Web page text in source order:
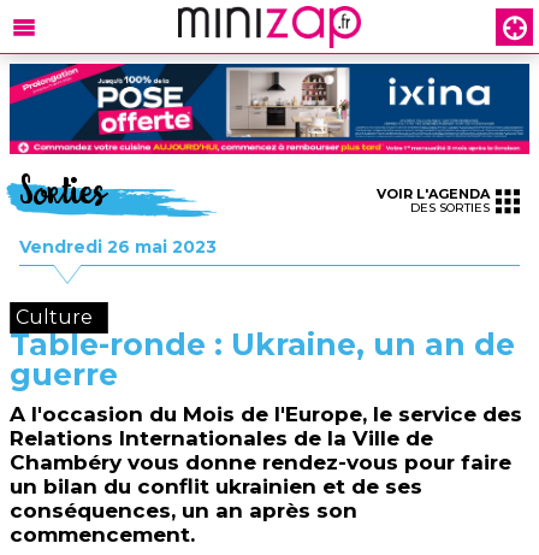
Sorties
Vendredi 26 mai 2023
VOIR L'AGENDA
DES SORTIES
Culture
Table-ronde : Ukraine, un an de
guerre
A l'occasion du Mois de l'Europe, le service des
Relations Internationales de la Ville de
Chambéry vous donne rendez-vous pour faire
un bilan du conflit ukrainien et de ses
conséquences, un an après son
commencement.